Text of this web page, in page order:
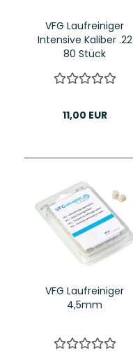
VFG Laufreiniger
Intensive Kaliber .22
80 Stück
11,00 EUR
VFG Laufreiniger
4,5mm